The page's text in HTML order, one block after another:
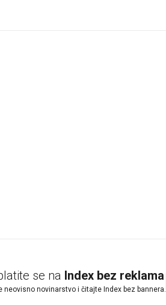
se na Index bez reklama
neovisno novinarstvo i čitajte Index bez bannera.